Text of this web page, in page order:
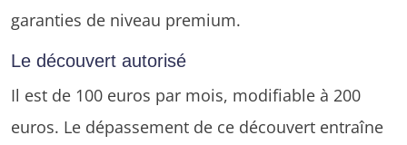
garanties de niveau premium.
Le découvert autorisé
Il est de 100 euros par mois, modifiable à 200
euros. Le dépassement de ce découvert entraîne